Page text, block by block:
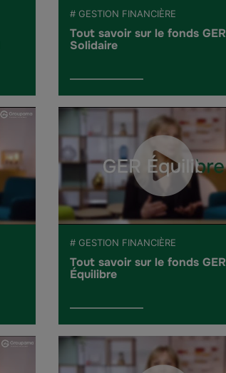
# GESTION FINANCIÈRE
Tout savoir sur le fonds GER
Solidaire
# GESTION FINANCIÈRE
Tout savoir sur le fonds GER
Équilibre